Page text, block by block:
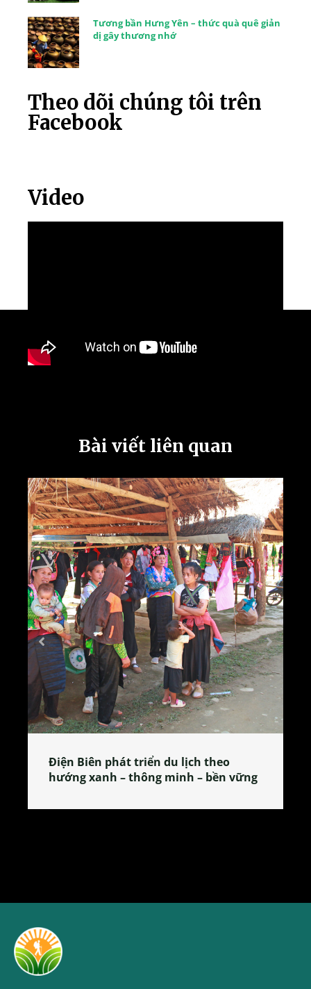
Tương bần Hưng Yên – thức quà quê giản
dị gây thương nhớ
Theo dõi chúng tôi trên
Facebook
Video
Bài viết liên quan
Làng làm bánh tẻ Phú Nhi – nơi lan
tỏa đặc sản xứ Đoài